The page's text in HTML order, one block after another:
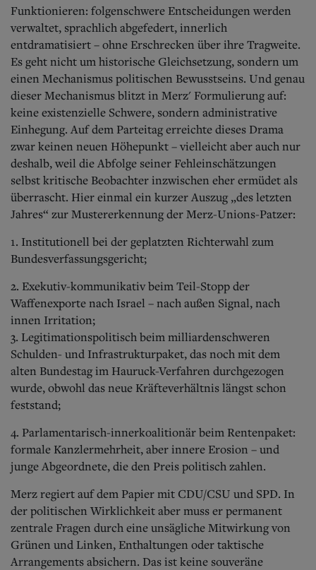
Funktionieren: folgenschwere Entscheidungen werden
verwaltet, sprachlich abgefedert, innerlich
entdramatisiert – ohne Erschrecken über ihre Tragweite.
Es geht nicht um historische Gleichsetzung, sondern um
einen Mechanismus politischen Bewusstseins. Und genau
dieser Mechanismus blitzt in Merz' Formulierung auf:
keine existenzielle Schwere, sondern administrative
Einhegung. Auf dem Parteitag erreichte dieses Drama
zwar keinen neuen Höhepunkt – vielleicht aber auch nur
deshalb, weil die Abfolge seiner Fehleinschätzungen
selbst kritische Beobachter inzwischen eher ermüdet als
überrascht. Hier einmal ein kurzer Auszug „des letzten
Jahres“ zur Mustererkennung der Merz-Unions-Patzer:
1. Institutionell bei der geplatzten Richterwahl zum
Bundesverfassungsgericht;
2. Exekutiv-kommunikativ beim Teil-Stopp der
Waffenexporte nach Israel – nach außen Signal, nach
innen Irritation;
3. Legitimationspolitisch beim milliardenschweren
Schulden- und Infrastrukturpaket, das noch mit dem
alten Bundestag im Hauruck-Verfahren durchgezogen
wurde, obwohl das neue Kräfteverhältnis längst schon
feststand;
4. Parlamentarisch-innerkoalitionär beim Rentenpaket:
formale Kanzlermehrheit, aber innere Erosion – und
junge Abgeordnete, die den Preis politisch zahlen.
Merz regiert auf dem Papier mit CDU/CSU und SPD. In
der politischen Wirklichkeit aber muss er permanent
zentrale Fragen durch eine unsägliche Mitwirkung von
Grünen und Linken, Enthaltungen oder taktische
Arrangements absichern. Das ist keine souveräne